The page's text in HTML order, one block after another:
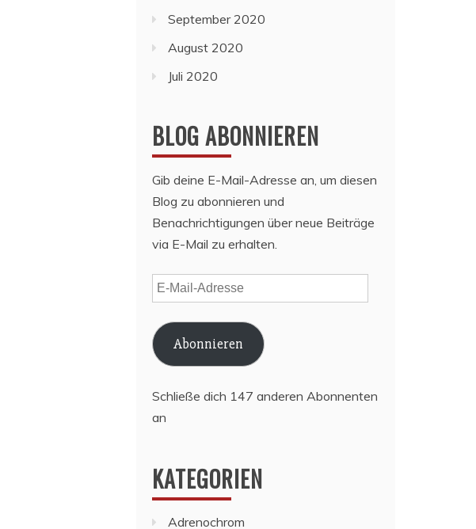
September 2020
August 2020
Juli 2020
BLOG ABONNIEREN
Gib deine E-Mail-Adresse an, um diesen
Blog zu abonnieren und
Benachrichtigungen über neue Beiträge
via E-Mail zu erhalten.
E-
Mail-
Adresse
Abonnieren
Schließe dich 147 anderen Abonnenten
an
KATEGORIEN
Adrenochrom